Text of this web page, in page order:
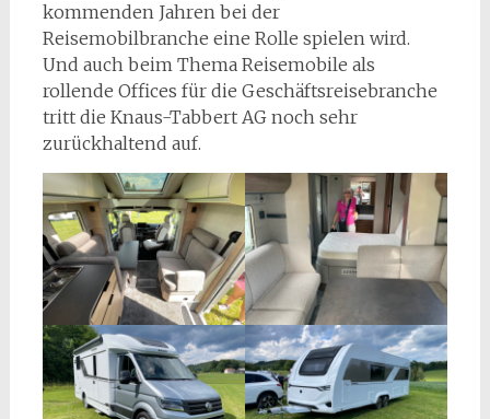
kommenden Jahren bei der
Reisemobilbranche eine Rolle spielen wird.
Und auch beim Thema Reisemobile als
rollende Offices für die Geschäftsreisebranche
tritt die Knaus-Tabbert AG noch sehr
zurückhaltend auf.